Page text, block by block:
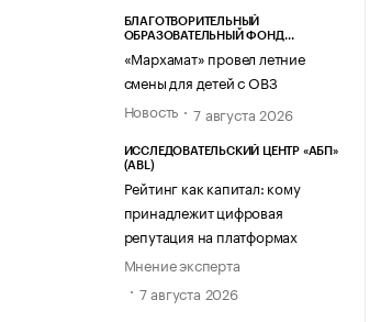
БЛАГОТВОРИТЕЛЬНЫЙ
ОБРАЗОВАТЕЛЬНЫЙ ФОНД
«Мархамат» провел летние
смены для детей с ОВЗ
Новость
7 августа 2026
ИССЛЕДОВАТЕЛЬСКИЙ ЦЕНТР «АБП»
(ABL)
Рейтинг как капитал: кому
принадлежит цифровая
репутация на платформах
Мнение эксперта
7 августа 2026